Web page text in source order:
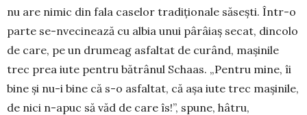
nu are nimic din fala caselor tradiționale săsești. Într-o
par­te se-nvecinează cu albia unui pârâiaș secat, dincolo
de care, pe un drumeag asfaltat de cu­rând, mașinile
trec prea iute pentru bătrânul Schaas. „Pentru mine, îi
bine și nu-i bine că s-o asfaltat, că așa iute trec mașinile,
de nici n-apuc să văd de care îs!”, spune, hâtru,